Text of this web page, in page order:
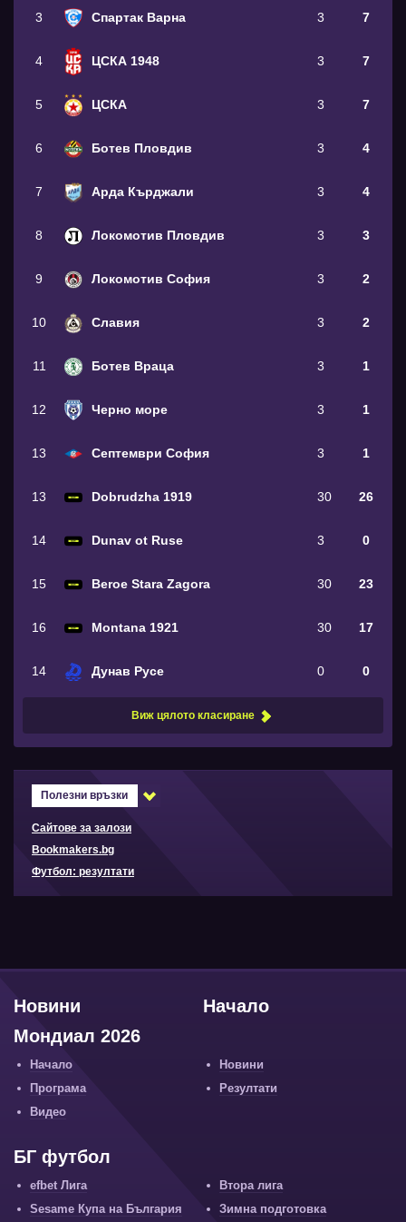
3 Спартак Варна 3 7
4 ЦСКА 1948 3 7
5 ЦСКА 3 7
6 Ботев Пловдив 3 4
7 Арда Кърджали 3 4
8 Локомотив Пловдив 3 3
9 Локомотив София 3 2
10 Славия 3 2
11 Ботев Враца 3 1
12 Черно море 3 1
13 Септември София 3 1
13 Dobrudzha 1919 30 26
14 Dunav ot Ruse 3 0
15 Beroe Stara Zagora 30 23
16 Montana 1921 30 17
14 Дунав Русе 0 0
Виж цялото класиране
Полезни връзки
Сайтове за залози
Bookmakers.bg
Футбол: резултати
Начало
Новини
Мондиал 2026
Начало
Новини
Програма
Резултати
Видео
БГ футбол
efbet Лига
Втора лига
Sesame Купа на България
Зимна подготовка